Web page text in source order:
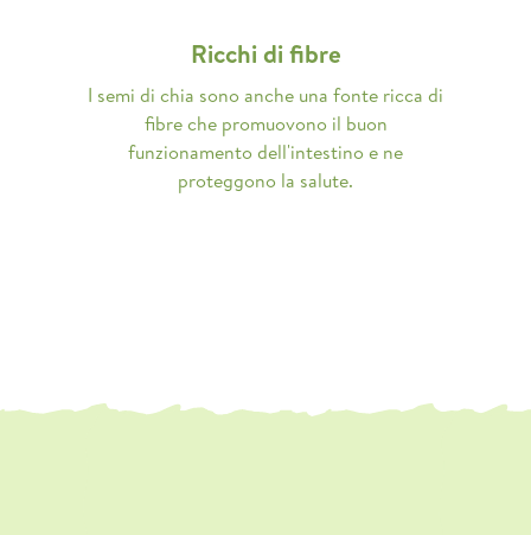
Ricchi di fibre
I semi di chia sono anche una fonte ricca di
fibre che promuovono il buon
funzionamento dell'intestino e ne
proteggono la salute.